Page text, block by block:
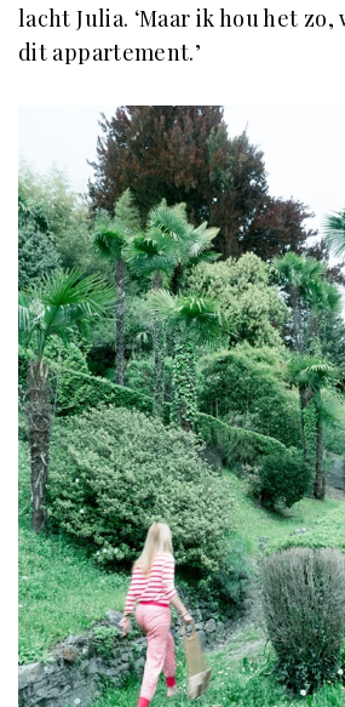
lacht Julia. ‘Maar ik hou het
dit appartement.’